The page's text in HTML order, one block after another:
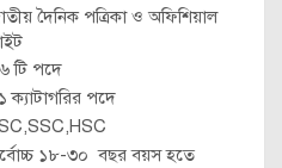
দৈনিক পত্রিকা ও অফিশিয়াল
টি পদে
ক্যাটাগরির পদে
১৮-৩০ বছর বয়স হতে